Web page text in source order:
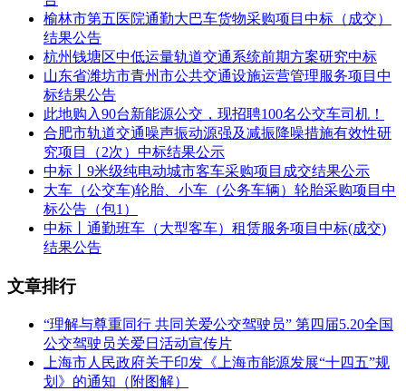
九、对本次公告内容提出询问，请按以下方式联系。
1.采购人信息
名称：国家税务总局张家口经济开发区税务局
地址：张家口市高新区高新路8号
传真：无
项目联系人（询问）：国家税务总局张家口经济开发区税务局
项目联系方式（询问）：0313-5866400
2.采购代理机构信息
传真：无
项目联系人（询问）：无
榆林市第五医院通勤大巴车货物采购项目中标（成交）
结果公告
杭州钱塘区中低运量轨道交通系统前期方案研究中标
山东省潍坊市青州市公共交通设施运营管理服务项目中
标结果公告
此地购入90台新能源公交，现招聘100名公交车司机！
合肥市轨道交通噪声振动源强及减振降噪措施有效性研
究项目（2次）中标结果公示
中标丨9米级纯电动城市客车采购项目成交结果公示
大车（公交车)轮胎、小车（公务车辆）轮胎采购项目中
标公告（包1）
中标丨通勤班车（大型客车）租赁服务项目中标(成交)
结果公告
文章排行
“理解与尊重同行 共同关爱公交驾驶员” 第四届5.20全国
公交驾驶员关爱日活动宣传片
上海市人民政府关于印发《上海市能源发展“十四五”规
划》的通知（附图解）